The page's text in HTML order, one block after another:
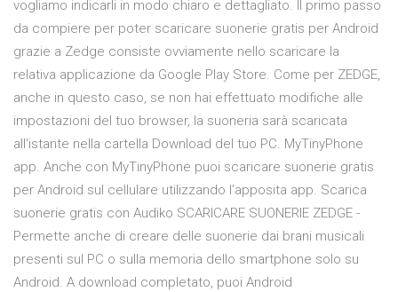
vogliamo indicarli in modo chiaro e dettagliato. Il primo passo
da compiere per poter scaricare suonerie gratis per Android
grazie a Zedge consiste ovviamente nello scaricare la
relativa applicazione da Google Play Store. Come per ZEDGE,
anche in questo caso, se non hai effettuato modifiche alle
impostazioni del tuo browser, la suoneria sarà scaricata
all’istante nella cartella Download del tuo PC. MyTinyPhone
app. Anche con MyTinyPhone puoi scaricare suonerie gratis
per Android sul cellulare utilizzando l’apposita app. Scarica
suonerie gratis con Audiko SCARICARE SUONERIE ZEDGE -
Permette anche di creare delle suonerie dai brani musicali
presenti sul PC o sulla memoria dello smartphone solo su
Android. A download completato, puoi Android